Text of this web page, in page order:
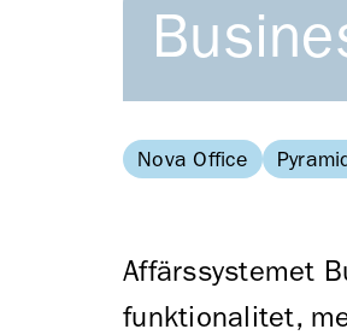
Nova Office
Affärssystemet
funktionalitet,